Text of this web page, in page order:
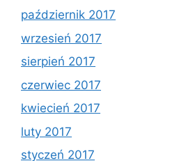
październik 2017
wrzesień 2017
sierpień 2017
czerwiec 2017
kwiecień 2017
luty 2017
styczeń 2017